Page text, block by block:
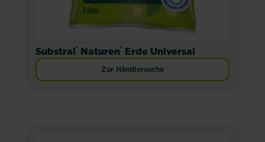
Substral® Naturen® Erde Universal
Zur Händlersuche